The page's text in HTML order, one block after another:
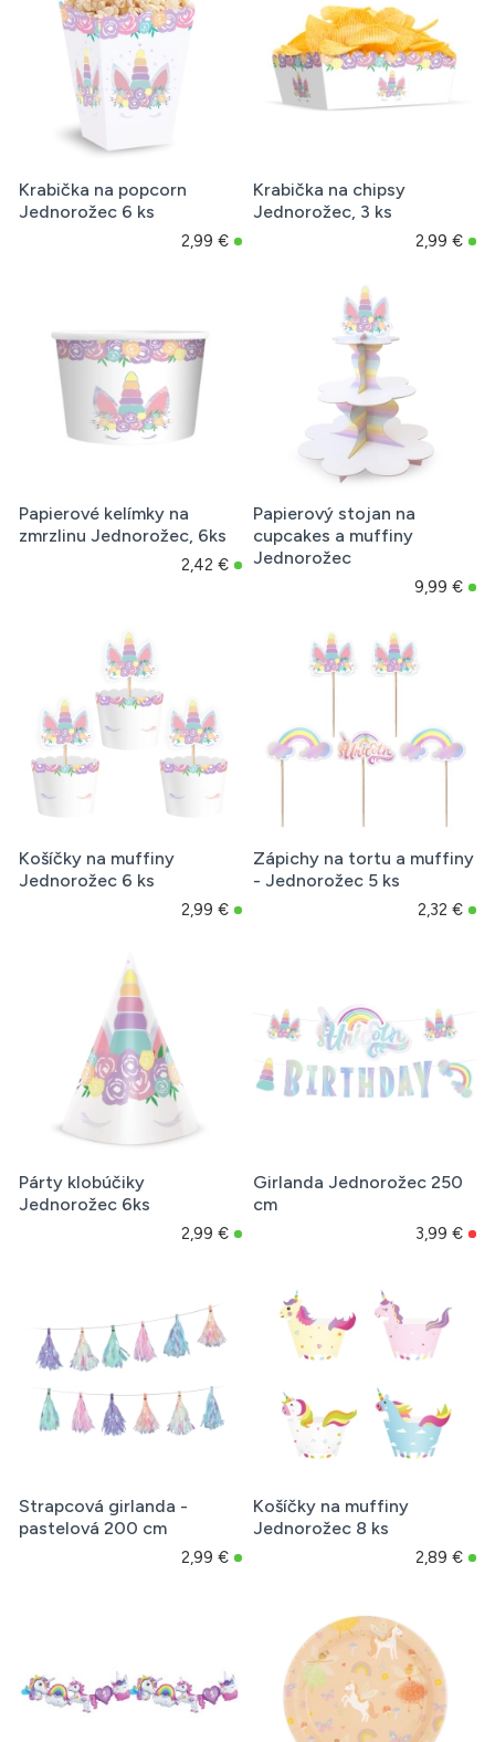
Krabička na popcorn
Jednorožec 6 ks
2,99 €
Krabička na chipsy
Jednorožec, 3 ks
2,99 €
Papierové kelímky na
zmrzlinu Jednorožec, 6ks
2,42 €
Papierový stojan na
cupcakes a muffiny
Jednorožec
9,99 €
Košíčky na muffiny
Jednorožec 6 ks
2,99 €
Zápichy na tortu a muffiny
- Jednorožec 5 ks
2,32 €
Párty klobúčiky
Jednorožec 6ks
2,99 €
Girlanda Jednorožec 250
cm
3,99 €
Strapcová girlanda -
pastelová 200 cm
2,99 €
Košíčky na muffiny
Jednorožec 8 ks
2,89 €